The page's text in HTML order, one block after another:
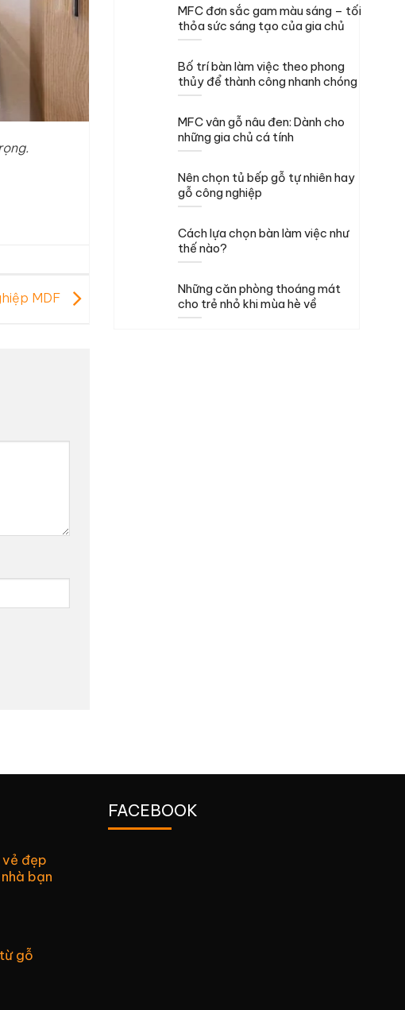
MDF
MFC đơn sắc gam màu sáng – tối
thỏa sức sáng tạo của gia chủ
Bố trí bàn làm việc theo phong
thủy để thành công nhanh chóng
MFC vân gỗ nâu đen: Dành cho
những gia chủ cá tính
Nên chọn tủ bếp gỗ tự nhiên hay
gỗ công nghiệp
Cách lựa chọn bàn làm việc như
thế nào?
Những căn phòng thoáng mát
cho trẻ nhỏ khi mùa hè về
đẹp
bạn
gỗ
FACEBOOK